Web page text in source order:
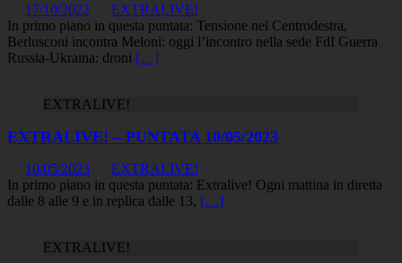
17/10/2022
EXTRALIVE!
In primo piano in questa puntata: Tensione nel Centrodestra,
Berlusconi incontra Meloni: oggi l’incontro nella sede FdI Guerra
Russia-Ukraina: droni […]
EXTRALIVE!
EXTRALIVE! – PUNTATA 10/05/2023
10/05/2023
EXTRALIVE!
In primo piano in questa puntata: Extralive! Ogni mattina in diretta
dalle 8 alle 9 e in replica dalle 13, […]
EXTRALIVE!